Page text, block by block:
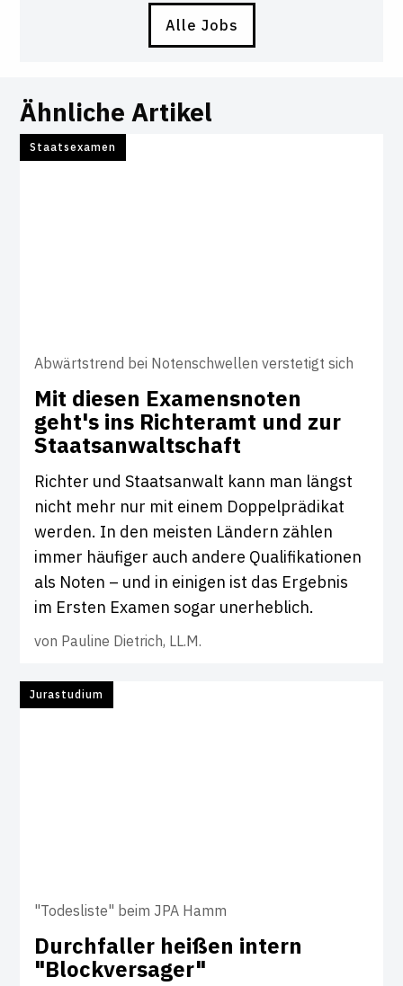
Alle Jobs
Ähnliche Artikel
Staatsexamen
Abwärtstrend bei Notenschwellen verstetigt sich
Mit diesen Exa­mens­noten
geht's ins Rich­teramt und zur
Staats­an­walt­schaft
Richter und Staatsanwalt kann man längst
nicht mehr nur mit einem Doppelprädikat
werden. In den meisten Ländern zählen
immer häufiger auch andere Qualifikationen
als Noten – und in einigen ist das Ergebnis
im Ersten Examen sogar unerheblich.
von Pauline Dietrich, LL.M.
Jurastudium
"Todesliste" beim JPA Hamm
Durch­faller heißen intern
"Block­ver­sager"